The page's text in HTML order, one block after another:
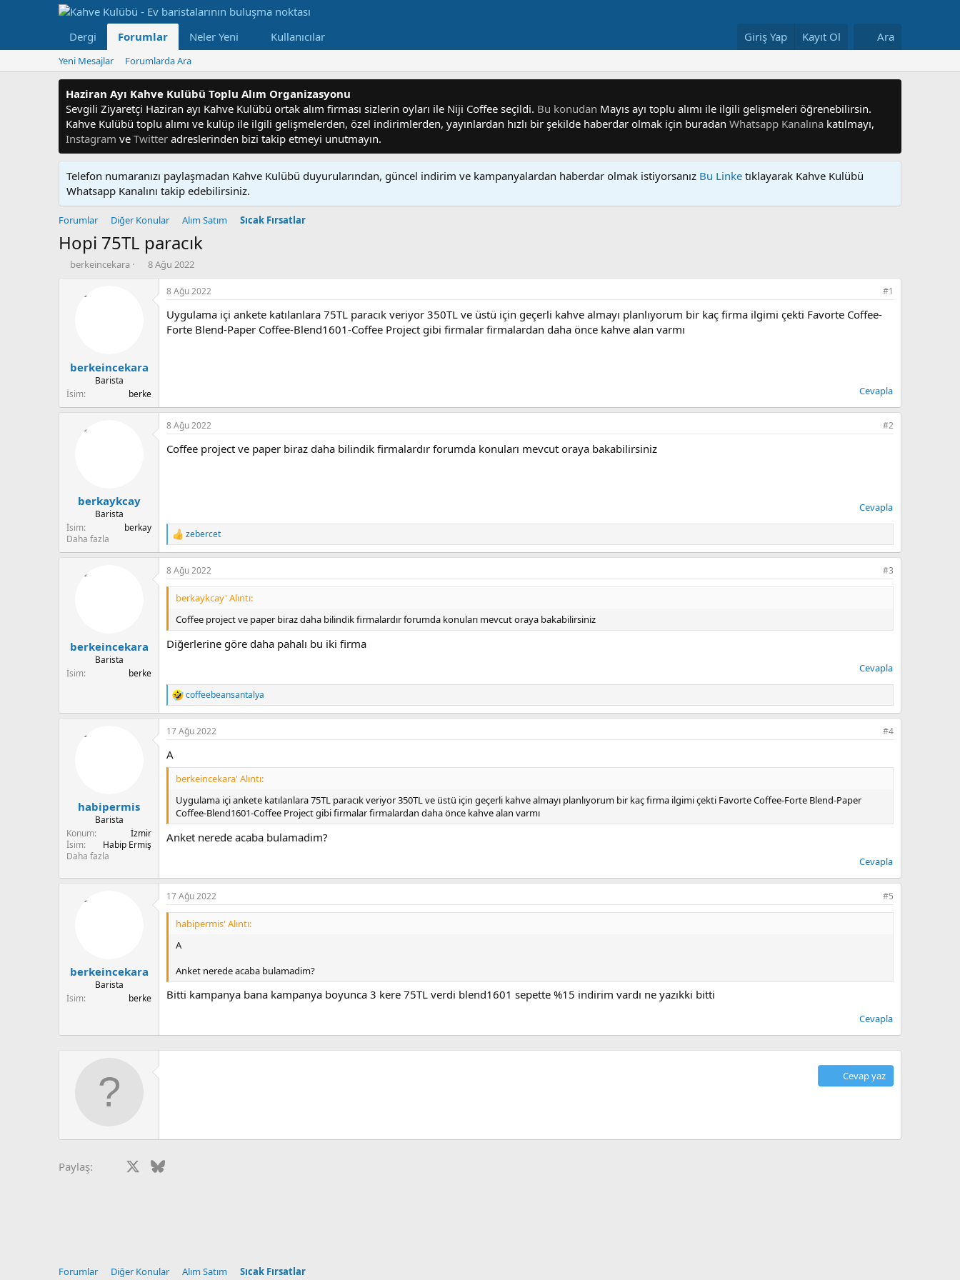
Dergi Forumlar Neler Yeni Kullanıcılar Giriş Yap Kayıt Ol Ara
Yeni Mesajlar Forumlarda Ara
Haziran Ayı Kahve Kulübü Toplu Alım Organizasyonu
Sevgili Ziyaretçi Haziran ayı Kahve Kulübü ortak alım firması sizlerin oyları ile Niji Coffee seçildi. Bu konudan Mayıs ayı toplu alımı ile ilgili gelişmeleri öğrenebilirsin.
Kahve Kulübü toplu alımı ve kulüp ile ilgili gelişmelerden, özel indirimlerden, yayınlardan hızlı bir şekilde haberdar olmak için buradan Whatsapp Kanalına katılmayı,
Instagram ve Twitter adreslerinden bizi takip etmeyi unutmayın.
Telefon numaranızı paylaşmadan Kahve Kulübü duyurularından, güncel indirim ve kampanyalardan haberdar olmak istiyorsanız Bu Linke tıklayarak Kahve Kulübü
Whatsapp Kanalını takip edebilirsiniz.
Forumlar Diğer Konular Alım Satım Sıcak Fırsatlar
Hopi 75TL paracık
K
ş
a
t
berkeincekara
B
ç
a
r
8 Ağu 2022
berkeincekara
Barista
İsim
berke
8 Ağu 2022 #1
Uygulama içi ankete katılanlara 75TL paracık veriyor 350TL ve üstü için geçerli kahve almayı planlıyorum bir kaç firma ilgimi çekti Favorte Coffee-
Forte Blend-Paper Coffee-Blend1601-Coffee Project gibi firmalar firmalardan daha önce kahve alan varmı
Cevapla
berkaykcay
Barista
İsim
berkay
Daha fazla
8 Ağu 2022 #2
Coffee project ve paper biraz daha bilindik firmalardır forumda konuları mevcut oraya bakabilirsiniz
Cevapla
T
e
p
k
i
:
zebercet
berkeincekara
Barista
İsim
berke
8 Ağu 2022 #3
berkaykcay' Alıntı:
Coffee project ve paper biraz daha bilindik firmalardır forumda konuları mevcut oraya bakabilirsiniz
Diğerlerine göre daha pahalı bu iki firma
Cevapla
T
e
p
k
l
e
coffeebeansantalya
habipermis
Barista
Konum
İzmir
İsim
Habip Ermiş
Daha fazla
17 Ağu 2022 #4
A
berkeincekara' Alıntı:
Uygulama içi ankete katılanlara 75TL paracık veriyor 350TL ve üstü için geçerli kahve almayı planlıyorum bir kaç firma ilgimi çekti Favorte Coffee-Forte Blend-Paper
Coffee-Blend1601-Coffee Project gibi firmalar firmalardan daha önce kahve alan varmı
Anket nerede acaba bulamadim?
Cevapla
berkeincekara
Barista
İsim
berke
17 Ağu 2022 #5
habipermis' Alıntı:
A
Anket nerede acaba bulamadim?
Bitti kampanya bana kampanya boyunca 3 kere 75TL verdi blend1601 sepette %15 indirim vardı ne yazıkki bitti
Cevapla
Cevap yaz
Paylaş: Facebook Bluesky
Forumlar Diğer Konular Alım Satım Sıcak Fırsatlar